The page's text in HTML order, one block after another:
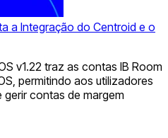
a Integração do Centroid e o
v1.22 traz as contas IB Room
permitindo aos utilizadores
gerir contas de margem